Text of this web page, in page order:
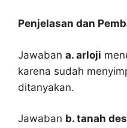
Penjelasan dan
Jawaban a. arloji
karena sudah
ditanyakan.
Jawaban b. tanah